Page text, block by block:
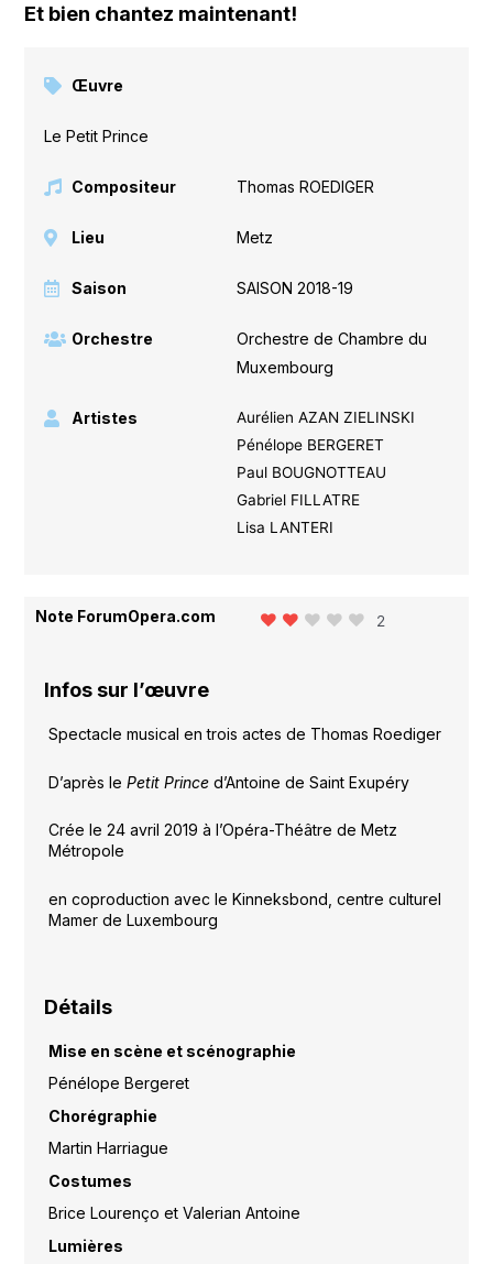
Et bien chantez maintenant!
Œuvre
Le Petit Prince
Compositeur Thomas ROEDIGER
Lieu Metz
Saison SAISON 2018-19
Orchestre
Orchestre de Chambre du
Muxembourg
Artistes
Aurélien AZAN ZIELINSKI
Pénélope BERGERET
Paul BOUGNOTTEAU
Gabriel FILLATRE
Lisa LANTERI
Note ForumOpera.com 2
Infos sur l’œuvre
Spectacle musical en trois actes de Thomas Roediger
D’après le Petit Princed’Antoine de Saint Exupéry
Crée le 24 avril 2019 à l’Opéra-Théâtre de Metz
Métropole
en coproduction avec le Kinneksbond, centre culturel
Mamer de Luxembourg
Détails
Mise en scène et scénographie
Pénélope Bergeret
Chorégraphie
Martin Harriague
Costumes
Brice Lourenço et Valerian Antoine
Lumières